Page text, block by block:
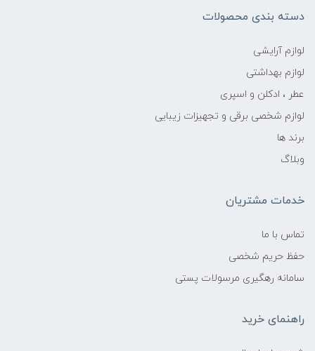
دسته بندی محصولات
لوازم آرایشی
لوازم بهداشتی
عطر ، ادکلن و اسپری
لوازم شخصی برقی و تجهیزات زیبایی
برند ها
وبلاگ
خدمات مشتریان
تماس با ما
حفظ حریم شخصی
سامانه رهگیری مرسولات پستی
راهنمای خرید